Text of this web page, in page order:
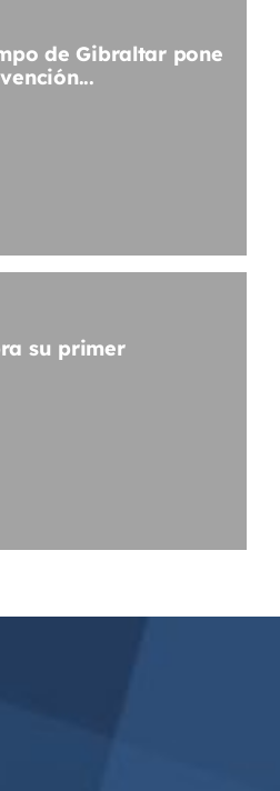
de Gibraltar pone
su primer